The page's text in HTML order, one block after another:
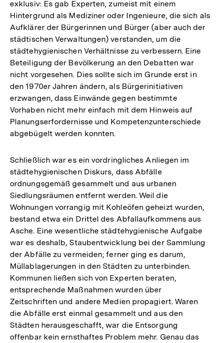
Fußnote
exklusiv: Es gab Experten, zumeist mit einem
Hintergrund als Mediziner oder Ingenieure, die sich als
Aufklärer der Bürgerinnen und Bürger (aber auch der
städtischen Verwaltungen) verstanden, um die
städtehygienischen Verhältnisse zu verbessern. Eine
Beteiligung der Bevölkerung an den Debatten war
nicht vorgesehen. Dies sollte sich im Grunde erst in
den 1970er Jahren ändern, als Bürgerinitiativen
erzwangen, dass Einwände gegen bestimmte
Vorhaben nicht mehr einfach mit dem Hinweis auf
Planungserfordernisse und Kompetenzunterschiede
abgebügelt werden konnten.
Schließlich war es ein vordringliches Anliegen im
städtehygienischen Diskurs, dass Abfälle
ordnungsgemäß gesammelt und aus urbanen
Siedlungsräumen entfernt werden. Weil die
Wohnungen vorrangig mit Kohleöfen geheizt wurden,
bestand etwa ein Drittel des Abfallaufkommens aus
Asche. Eine wesentliche städtehygienische Aufgabe
war es deshalb, Staubentwicklung bei der Sammlung
der Abfälle zu vermeiden; ferner ging es darum,
Müllablagerungen in den Städten zu unterbinden.
Kommunen ließen sich von Experten beraten,
entsprechende Maßnahmen wurden über
Zeitschriften und andere Medien propagiert. Waren
die Abfälle erst einmal gesammelt und aus den
Städten herausgeschafft, war die Entsorgung
offenbar kein ernsthaftes Problem mehr. Genau das